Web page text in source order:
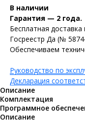
В наличии
Гарантия — 2 года.
Бесплатная
Госреестр Да (№
Обеспечиваем
Руководство по
Декларация
Описание
Комплектация
Программное
Описание